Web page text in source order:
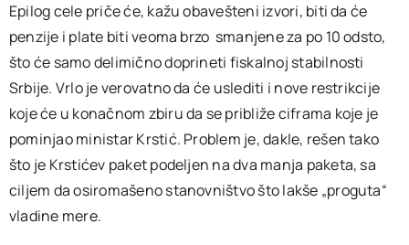
Epilog cele priče će, kažu obavešteni izvori, biti da će
penzije i plate biti veoma brzo smanjene za po 10 odsto,
što će samo delimično doprineti fiskalnoj stabilnosti
Srbije. Vrlo je verovatno da će uslediti i nove restrikcije
koje će u konačnom zbiru da se približe ciframa koje je
pominjao ministar Krstić. Problem je, dakle, rešen tako
što je Krstićev paket podeljen na dva manja paketa, sa
ciljem da osiromašeno stanovništvo što lakše „proguta“
vladine mere.